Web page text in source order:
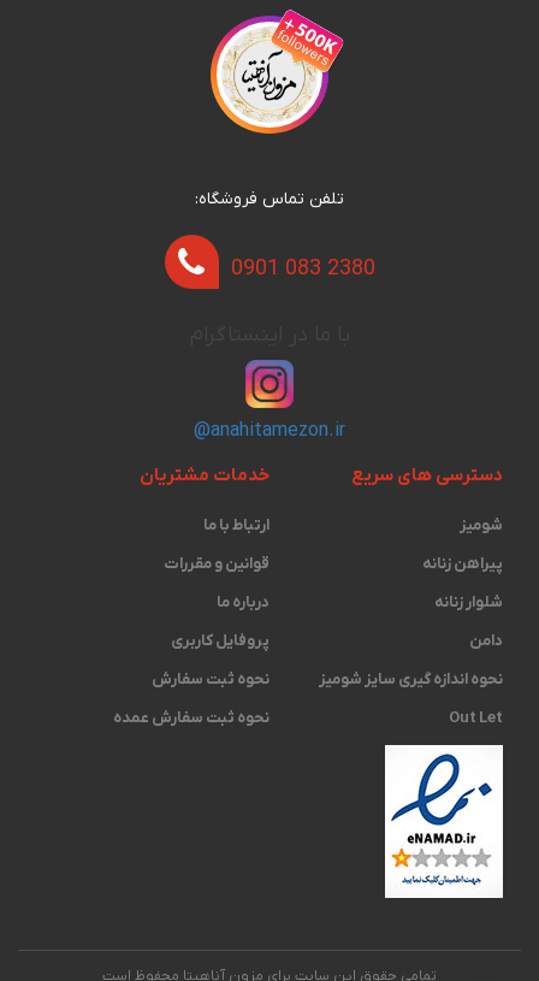
تلفن تماس فروشگاه:
0901 083 2380
@anahitamezon.ir
دسترسی های سریع
شومیز
پیراهن زنانه
شلوار زنانه
دامن
نحوه اندازه گیری ‫سایز شومیز
Out Let
خدمات مشتریان
ارتباط با ما
قوانین و مقررات
درباره ما
پروفایل کاربری
نحوه ثبت سفارش
نحوه ثبت سفارش عمده
تمامی حقوق این سایت برای مزون آناهیتا محفوظ است